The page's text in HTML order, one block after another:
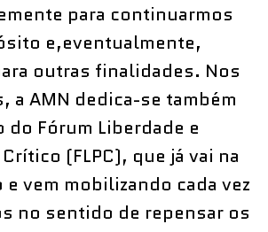
para continuarmos
e,eventualmente,
outras finalidades. Nos
a AMN dedica-se também
do Fórum Liberdade e
(FLPC), que já vai na
e vem mobilizando cada vez
no sentido de repensar os